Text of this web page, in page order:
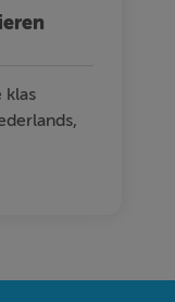
klas